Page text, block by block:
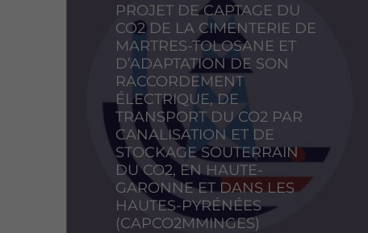
PROJET DE CAPTAGE DU
CO2 DE LA CIMENTERIE DE
MARTRES-TOLOSANE ET
D’ADAPTATION DE SON
RACCORDEMENT
ÉLECTRIQUE, DE
TRANSPORT DU CO2 PAR
CANALISATION ET DE
STOCKAGE SOUTERRAIN
DU CO2, EN HAUTE-
GARONNE ET DANS LES
HAUTES-PYRÉNÉES
(CAPCO2MMINGES)